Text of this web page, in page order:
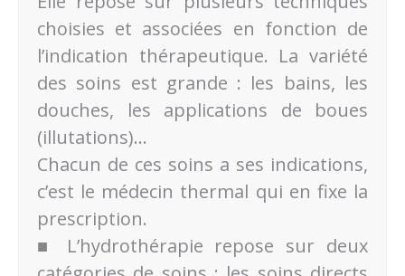
choisies et associées en fonction de
l’indication thérapeutique. La variété
des soins est grande : les bains, les
douches, les applications de boues
(illutations)…
Chacun de ces soins a ses indications,
c’est le médecin thermal qui en fixe la
prescription.
■ L’hydrothérapie repose sur deux